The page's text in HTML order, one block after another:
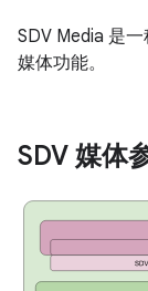
SDV Media 是
媒体功能。
SDV 媒体